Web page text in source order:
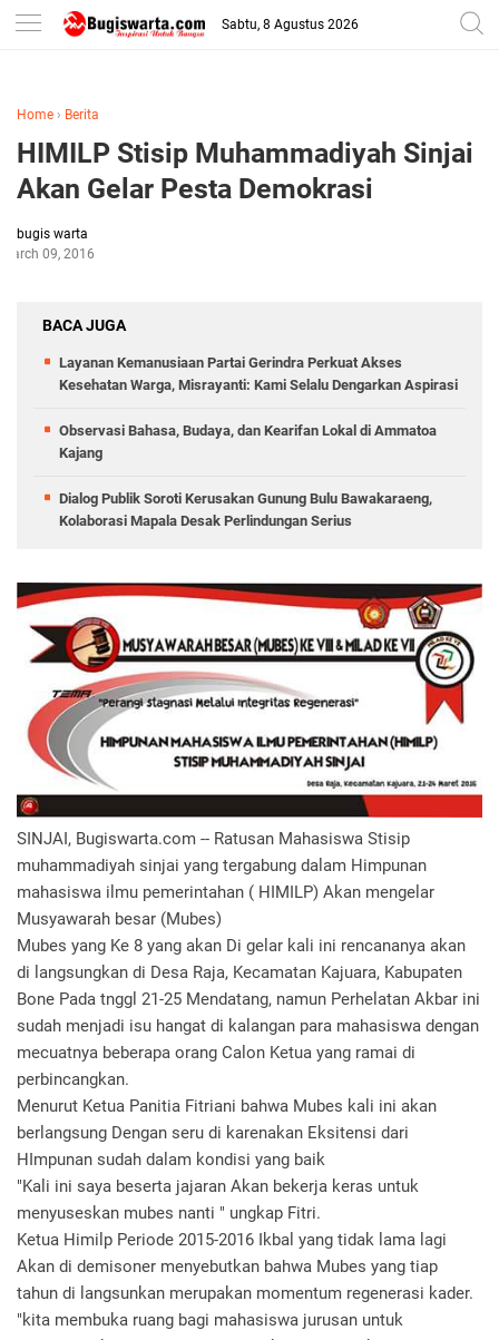
-->
Sabtu, 8 Agustus 2026
Home › Berita
HIMILP Stisip Muhammadiyah Sinjai
Akan Gelar Pesta Demokrasi
bugis warta
March 09, 2016
BACA JUGA
Layanan Kemanusiaan Partai Gerindra Perkuat Akses
Kesehatan Warga, Misrayanti: Kami Selalu Dengarkan Aspirasi
Observasi Bahasa, Budaya, dan Kearifan Lokal di Ammatoa
Kajang
Dialog Publik Soroti Kerusakan Gunung Bulu Bawakaraeng,
Kolaborasi Mapala Desak Perlindungan Serius
SINJAI, Bugiswarta.com -- Ratusan Mahasiswa Stisip
muhammadiyah sinjai yang tergabung dalam Himpunan
mahasiswa ilmu pemerintahan ( HIMILP) Akan mengelar
Musyawarah besar (Mubes)
Mubes yang Ke 8 yang akan Di gelar kali ini rencananya akan
di langsungkan di Desa Raja, Kecamatan Kajuara, Kabupaten
Bone Pada tnggl 21-25 Mendatang, namun Perhelatan Akbar ini
sudah menjadi isu hangat di kalangan para mahasiswa dengan
mecuatnya beberapa orang Calon Ketua yang ramai di
perbincangkan.
Menurut Ketua Panitia Fitriani bahwa Mubes kali ini akan
berlangsung Dengan seru di karenakan Eksitensi dari
HImpunan sudah dalam kondisi yang baik
"Kali ini saya beserta jajaran Akan bekerja keras untuk
menyuseskan mubes nanti " ungkap Fitri.
Ketua Himilp Periode 2015-2016 Ikbal yang tidak lama lagi
Akan di demisoner menyebutkan bahwa Mubes yang tiap
tahun di langsunkan merupakan momentum regenerasi kader.
"kita membuka ruang bagi mahasiswa jurusan untuk